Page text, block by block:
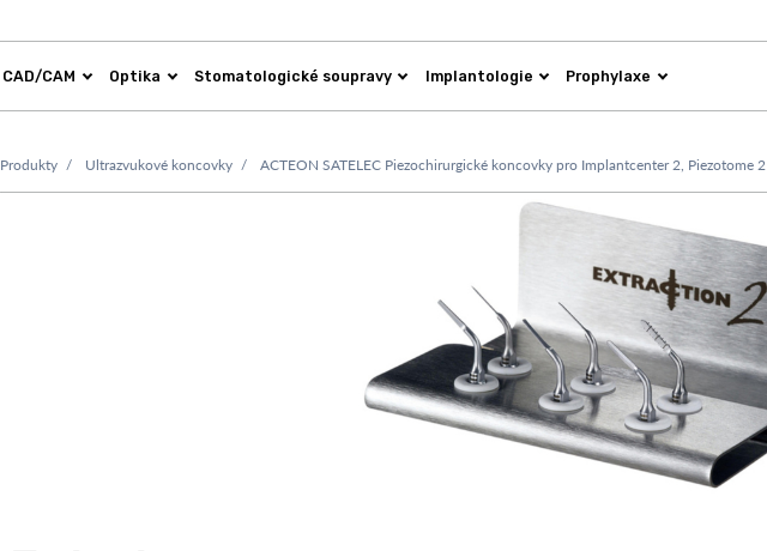
CAD/CAM Optika Stomatologické soupravy Implantologie Prophylaxe
Produkty Ultrazvukové koncovky ACTEON SATELEC Piezochirurgické koncovky pro Implantcenter 2, Piezotome 2